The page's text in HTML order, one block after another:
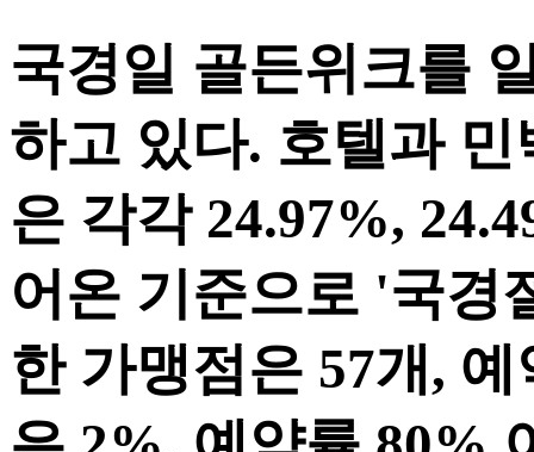
국경일 골든위크를
하고 있다. 호텔과
은 각각 24.97%,
어온 기준으로 '국경
한 가맹점은 57개,